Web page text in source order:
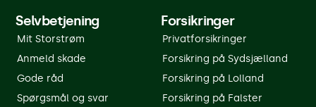
Selvbetjening
Mit Storstrøm
Anmeld skade
Gode råd
Spørgsmål og svar
Forsikringer
Privatforsikringer
Forsikring på Sydsjælland
Forsikring på Lolland
Forsikring på Falster